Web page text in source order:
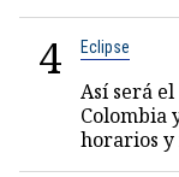
4 Eclipse
Así será
Colombia
horarios y